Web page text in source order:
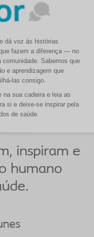
dá voz às histórias
fazem a diferença — no
Sabemos que
e aprendizagem que
las consigo.
na sua cadeira e leia as
si e deixe-se inspirar pela
de saúde.
inspiram e
humano